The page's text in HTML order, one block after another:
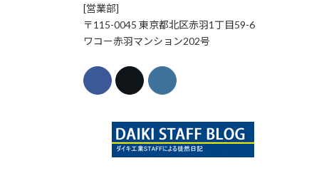
[営業部]
〒115-0045 東京都北区赤羽1丁目59-6
ワコー赤羽マンション202号